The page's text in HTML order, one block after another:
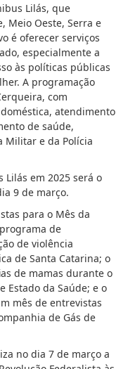
Lilás, que
Meio Oeste, Serra e
é oferecer serviços
especialmente a
às políticas públicas
A programação
com
atendimento
de saúde,
Militar e da Polícia
Lilás em 2025 será o
9 de março.
para o Mês da
de
de violência
de Santa Catarina; o
de mamas durante o
Estado da Saúde; e o
mês de entrevistas
de Gás de
no dia 7 de março a